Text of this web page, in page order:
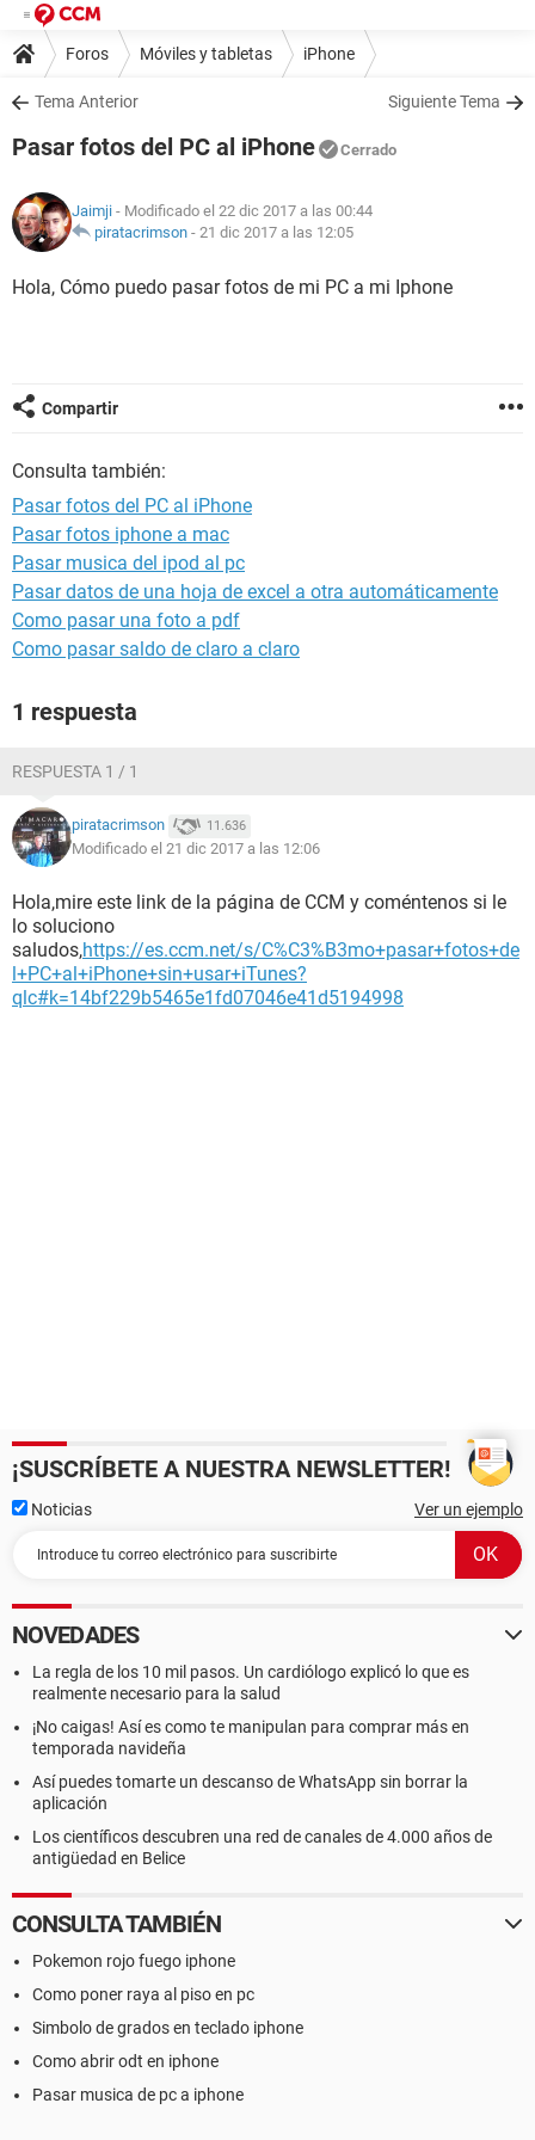
Foros Móviles y tabletas iPhone
Tema Anterior Siguiente Tema
Pasar fotos del PC al iPhone Cerrado
Jaimji - Modificado el 22 dic 2017 a las 00:44
piratacrimson - 21 dic 2017 a las 12:05
Hola, Cómo puedo pasar fotos de mi PC a mi Iphone
Compartir
Consulta también:
Pasar fotos del PC al iPhone
Pasar fotos iphone a mac
Pasar musica del ipod al pc
Pasar datos de una hoja de excel a otra automáticamente
Como pasar una foto a pdf
Como pasar saldo de claro a claro
1 respuesta
RESPUESTA 1 / 1
piratacrimson 11.636
Modificado el 21 dic 2017 a las 12:06
Hola,mire este link de la página de CCM y coméntenos si le
lo soluciono
saludos,https://es.ccm.net/s/C%C3%B3mo+pasar+fotos+de
l+PC+al+iPhone+sin+usar+iTunes?
qlc#k=14bf229b5465e1fd07046e41d5194998
¡SUSCRÍBETE A NUESTRA NEWSLETTER!
Noticias Ver un ejemplo
NOVEDADES
La regla de los 10 mil pasos. Un cardiólogo explicó lo que es
realmente necesario para la salud
¡No caigas! Así es como te manipulan para comprar más en
temporada navideña
Así puedes tomarte un descanso de WhatsApp sin borrar la
aplicación
Los científicos descubren una red de canales de 4.000 años de
antigüedad en Belice
CONSULTA TAMBIÉN
Pokemon rojo fuego iphone
Como poner raya al piso en pc
Simbolo de grados en teclado iphone
Como abrir odt en iphone
Pasar musica de pc a iphone